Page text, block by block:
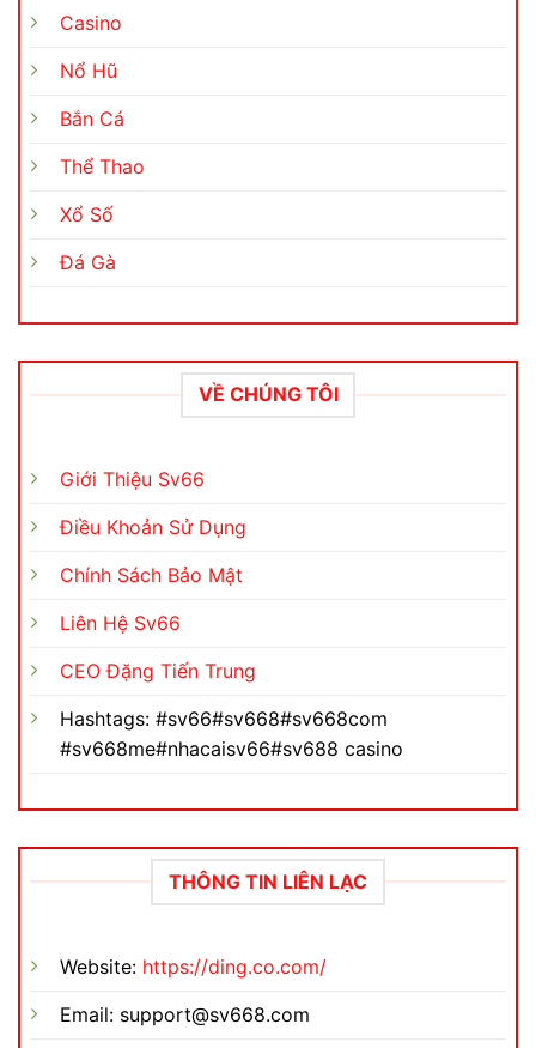
Casino
Nổ Hũ
Bắn Cá
Thể Thao
Xổ Số
Đá Gà
VỀ CHÚNG TÔI
Giới Thiệu Sv66
Điều Khoản Sử Dụng
Chính Sách Bảo Mật
Liên Hệ Sv66
CEO Đặng Tiến Trung
Hashtags: #sv66#sv668#sv668com
#sv668me#nhacaisv66#sv688 casino
THÔNG TIN LIÊN LẠC
Website: https://ding.co.com/
Email: support@sv668.com